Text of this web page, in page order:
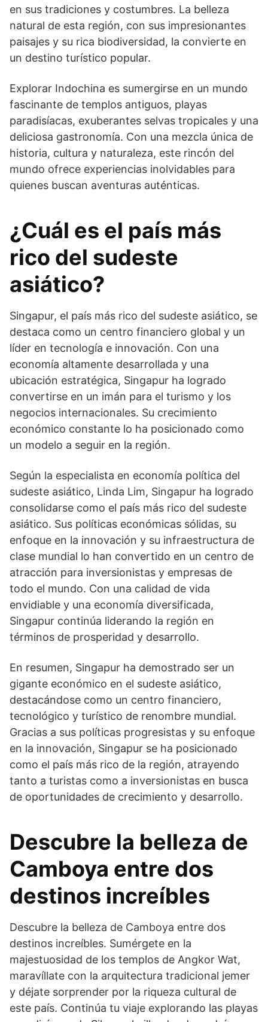
en sus tradiciones y costumbres. La belleza
natural de esta región, con sus impresionantes
paisajes y su rica biodiversidad, la convierte en
un destino turístico popular.
Explorar Indochina es sumergirse en un mundo
fascinante de templos antiguos, playas
paradisíacas, exuberantes selvas tropicales y una
deliciosa gastronomía. Con una mezcla única de
historia, cultura y naturaleza, este rincón del
mundo ofrece experiencias inolvidables para
quienes buscan aventuras auténticas.
¿Cuál es el país más
rico del sudeste
asiático?
Singapur, el país más rico del sudeste asiático, se
destaca como un centro financiero global y un
líder en tecnología e innovación. Con una
economía altamente desarrollada y una
ubicación estratégica, Singapur ha logrado
convertirse en un imán para el turismo y los
negocios internacionales. Su crecimiento
económico constante lo ha posicionado como
un modelo a seguir en la región.
Según la especialista en economía política del
sudeste asiático, Linda Lim, Singapur ha logrado
consolidarse como el país más rico del sudeste
asiático. Sus políticas económicas sólidas, su
enfoque en la innovación y su infraestructura de
clase mundial lo han convertido en un centro de
atracción para inversionistas y empresas de
todo el mundo. Con una calidad de vida
envidiable y una economía diversificada,
Singapur continúa liderando la región en
términos de prosperidad y desarrollo.
En resumen, Singapur ha demostrado ser un
gigante económico en el sudeste asiático,
destacándose como un centro financiero,
tecnológico y turístico de renombre mundial.
Gracias a sus políticas progresistas y su enfoque
en la innovación, Singapur se ha posicionado
como el país más rico de la región, atrayendo
tanto a turistas como a inversionistas en busca
de oportunidades de crecimiento y desarrollo.
Descubre la belleza de
Camboya entre dos
destinos increíbles
Descubre la belleza de Camboya entre dos
destinos increíbles. Sumérgete en la
majestuosidad de los templos de Angkor Wat,
maravíllate con la arquitectura tradicional jemer
y déjate sorprender por la riqueza cultural de
este país. Continúa tu viaje explorando las playas